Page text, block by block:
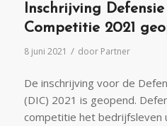
Inschrijving
Competitie 2021
8 juni 2021 / door Partner
De inschrijving voor de
(DIC) 2021 is geopend.
competitie het bedrijfsleven